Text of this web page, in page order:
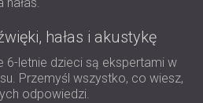
hałas i akustykę
6-letnie dzieci są ekspertami w
Przemyśl wszystko, co wiesz,
odpowiedzi.